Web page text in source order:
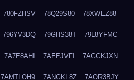
780FZHSV 78Q29S80 78XWEZ88
796YV3DQ 79GHS38T 79L8YFMC
7A7E8AHI 7AEEJVFI 7AGCKJXN
7AMTLOH9 7ANGKL8Z 7AOR3BJY